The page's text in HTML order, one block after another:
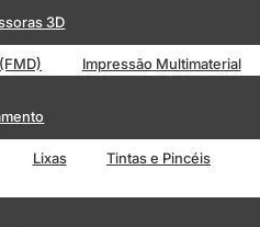
3D
Impressão Multimaterial
Lixas Tintas e Pincéis